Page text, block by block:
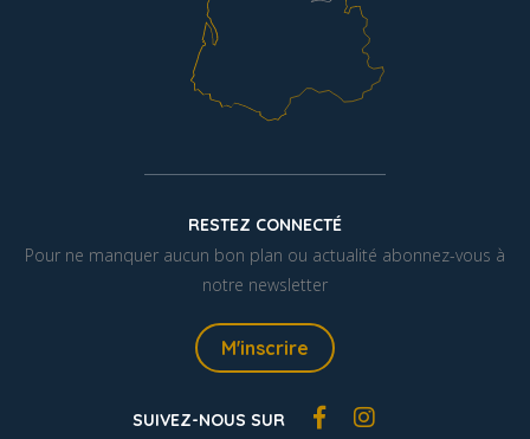
RESTEZ CONNECTÉ
Pour ne manquer aucun bon plan ou actualité abonnez-vous à
notre newsletter
M'inscrire
SUIVEZ-NOUS SUR